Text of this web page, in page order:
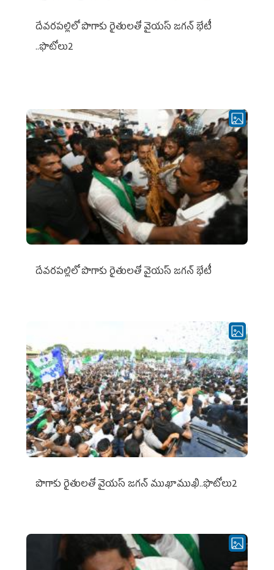
దేవరపల్లిలో పొగాకు రైతులతో వైయస్ జగన్ భేటీ
..ఫొటోలు2
దేవరపల్లిలో పొగాకు రైతులతో వైయస్ జగన్ భేటీ
పొగాకు రైతుల‌తో వైయ‌స్ జ‌గ‌న్ ముఖాముఖి..ఫొటోలు2